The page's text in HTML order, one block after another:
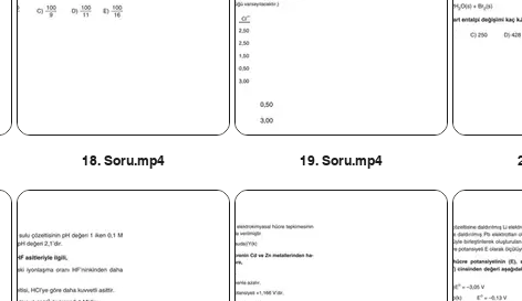
18. Soru.mp4 19. Soru.mp4